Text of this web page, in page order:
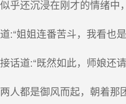
乎还沉浸在刚才的情绪中
:“姐姐连番苦斗，我看也
话道:“既然如此，师娘还
人都是御风而起，朝着那